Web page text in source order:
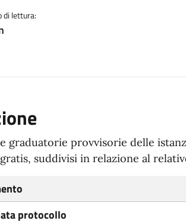
di lettura:
graduatorie provvisorie delle
suddivisi in relazione al
protocollo